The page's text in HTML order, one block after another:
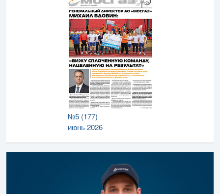
№5 (177)
июнь 2026